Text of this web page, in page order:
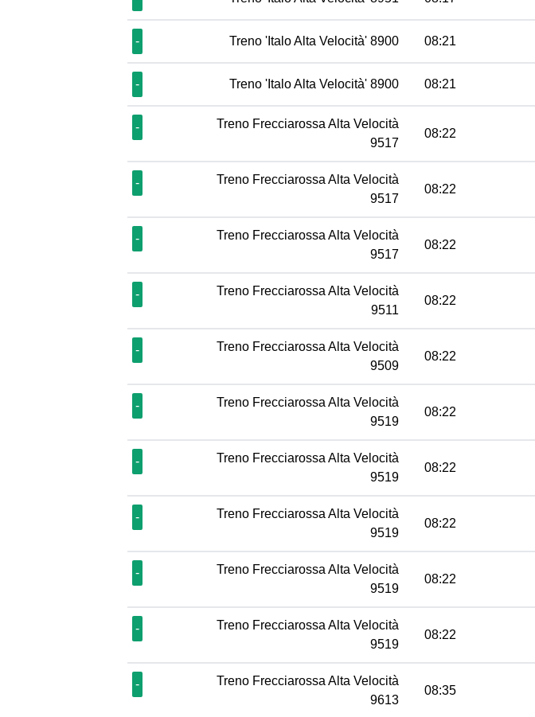
- Treno 'Italo Alta Velocità' 8900 08:21
- Treno 'Italo Alta Velocità' 8900 08:21
-
Treno Frecciarossa Alta Velocità
9517
08:22
-
Treno Frecciarossa Alta Velocità
9517
08:22
-
Treno Frecciarossa Alta Velocità
9517
08:22
-
Treno Frecciarossa Alta Velocità
9511
08:22
-
Treno Frecciarossa Alta Velocità
9509
08:22
-
Treno Frecciarossa Alta Velocità
9519
08:22
-
Treno Frecciarossa Alta Velocità
9519
08:22
-
Treno Frecciarossa Alta Velocità
9519
08:22
-
Treno Frecciarossa Alta Velocità
9519
08:22
-
Treno Frecciarossa Alta Velocità
9519
08:22
-
Treno Frecciarossa Alta Velocità
9613
08:35